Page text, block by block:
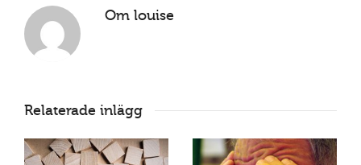
Om louise
Relaterade inlägg